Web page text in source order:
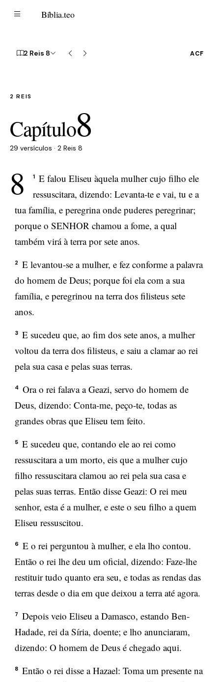
Bíblia.teo
2 Reis 8 ACF
2 REIS
Capítulo8
29 versículos · 2 Reis 8
8 1
E falou Eliseu àquela mulher cujo filho ele
ressuscitara, dizendo: Levanta-te e vai, tu e a
tua família, e peregrina onde puderes peregrinar;
porque o SENHOR chamou a fome, a qual
também virá à terra por sete anos.
2
E levantou-se a mulher, e fez conforme a palavra
do homem de Deus; porque foi ela com a sua
família, e peregrinou na terra dos filisteus sete
anos.
3
E sucedeu que, ao fim dos sete anos, a mulher
voltou da terra dos filisteus, e saiu a clamar ao rei
pela sua casa e pelas suas terras.
4
Ora o rei falava a Geazi, servo do homem de
Deus, dizendo: Conta-me, peço-te, todas as
grandes obras que Eliseu tem feito.
5
E sucedeu que, contando ele ao rei como
ressuscitara a um morto, eis que a mulher cujo
filho ressuscitara clamou ao rei pela sua casa e
pelas suas terras. Então disse Geazi: O rei meu
senhor, esta é a mulher, e este o seu filho a quem
Eliseu ressuscitou.
6
E o rei perguntou à mulher, e ela lho contou.
Então o rei lhe deu um oficial, dizendo: Faze-lhe
restituir tudo quanto era seu, e todas as rendas das
terras desde o dia em que deixou a terra até agora.
7
Depois veio Eliseu a Damasco, estando Ben-
Hadade, rei da Síria, doente; e lho anunciaram,
dizendo: O homem de Deus é chegado aqui.
8
Então o rei disse a Hazael: Toma um presente na